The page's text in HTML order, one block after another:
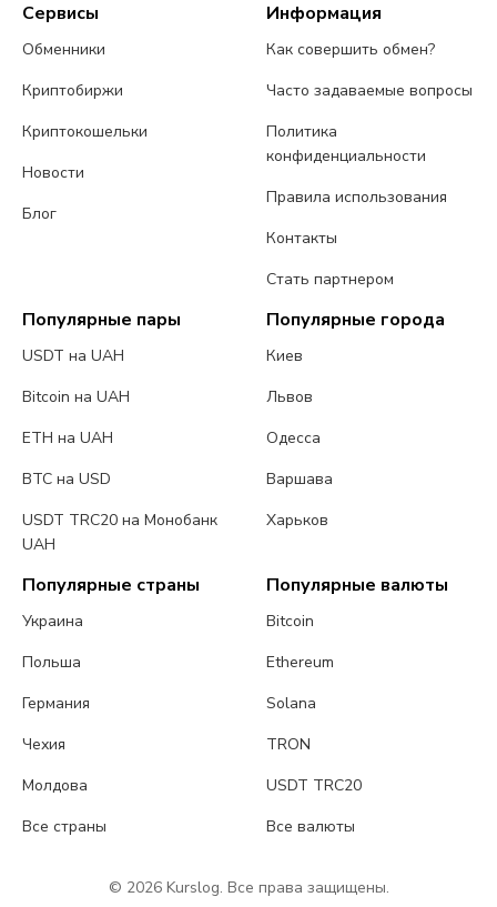
Сервисы
Обменники
Криптобиржи
Криптокошельки
Новости
Блог
Информация
Как совершить обмен?
Часто задаваемые вопросы
Политика
конфиденциальности
Правила использования
Контакты
Стать партнером
Популярные пары
USDT на UAH
Bitcoin на UAH
ETH на UAH
BTC на USD
USDT TRC20 на Монобанк
UAH
Популярные города
Киев
Львов
Одесса
Варшава
Харьков
Популярные страны
Украина
Польша
Германия
Чехия
Молдова
Все страны
Популярные валюты
Bitcoin
Ethereum
Solana
TRON
USDT TRC20
Все валюты
© 2026 Kurslog. Все права защищены.